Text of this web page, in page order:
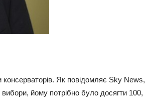
консерваторів. Як повідомляє Sky News,
йому потрібно було досягти 100,